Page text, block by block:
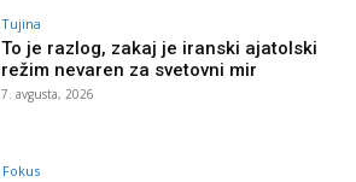
Tujina
To je razlog, zakaj je iranski ajatolski
režim nevaren za svetovni mir
7. avgusta, 2026
Fokus